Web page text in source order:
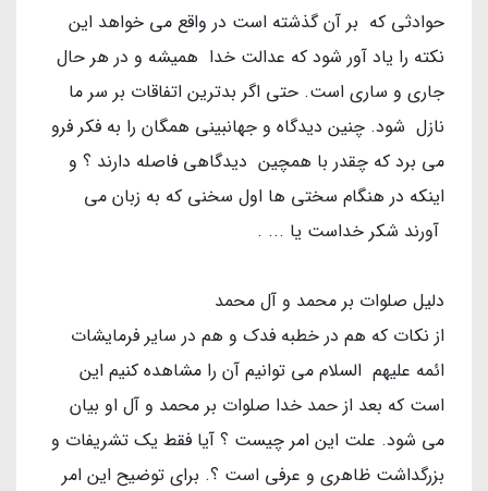
حوادثی که بر آن گذشته است در واقع می خواهد این
نکته را یاد آور شود که عدالت خدا همیشه و در هر حال
جاری و ساری است. حتی اگر بدترین اتفاقات بر سر ما
نازل شود. چنین دیدگاه و جهانبینی همگان را به فکر فرو
می برد که چقدر با همچین دیدگاهی فاصله دارند ؟ و
اینکه در هنگام سختی ها اول سخنی که به زبان می
آورند شکر خداست یا ... .
دلیل صلوات بر محمد و آل محمد
از نکات که هم در خطبه فدک و هم در سایر فرمایشات
ائمه علیهم السلام می توانیم آن را مشاهده کنیم این
است که بعد از حمد خدا صلوات بر محمد و آل او بیان
می شود. علت این امر چیست ؟ آیا فقط یک تشریفات و
بزرگداشت ظاهری و عرفی است ؟. برای توضیح این امر